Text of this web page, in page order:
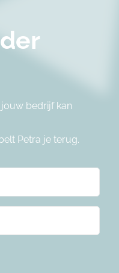
bedrijf kan
Petra je terug.